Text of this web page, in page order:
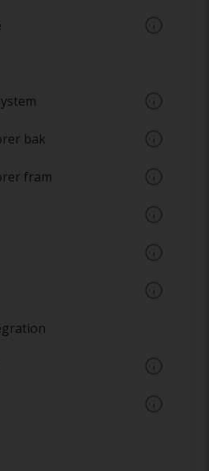
med möjlighet till
ljusstyrka från star
utan tändningslås. Även
bak
baktill som varnar
bilen
fram
i stolarna fram som